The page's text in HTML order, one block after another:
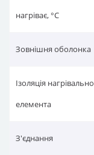
нагріває, °C
Зовнішня оболонка
Ізоляція
елемента
З'єднання